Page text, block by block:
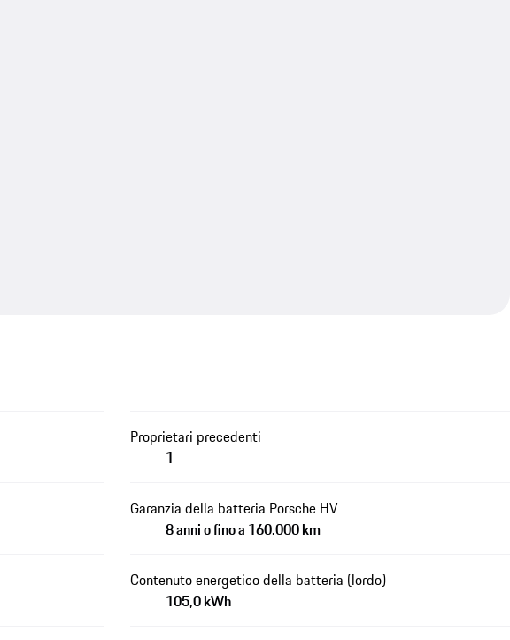
Proprietari precedenti
1
Garanzia della batteria Porsche HV
8 anni o fino a 160.000 km
Contenuto energetico della batteria (lordo)
105,0 kWh